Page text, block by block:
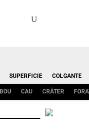
BOU CAU CRÀTER
SUPERFICIE COLGANTE